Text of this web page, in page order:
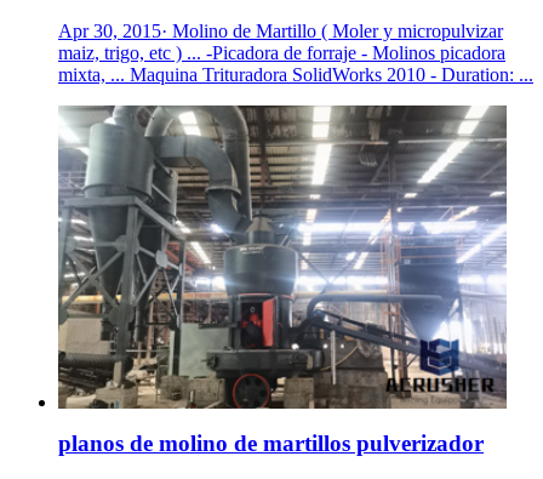
Apr 30, 2015· Molino de Martillo ( Moler y micropulvizar
maiz, trigo, etc ) ... -Picadora de forraje - Molinos picadora
mixta, ... Maquina Trituradora SolidWorks 2010 - Duration: ...
planos de molino de martillos pulverizador